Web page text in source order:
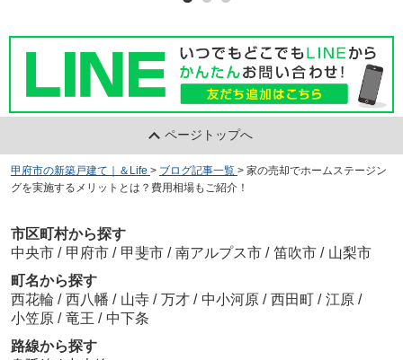
ページトップへ
甲府市の新築戸建て｜＆Life > ブログ記事一覧 > 家の売却でホームステージン
グを実施するメリットとは？費用相場もご紹介！
市区町村から探す
中央市 / 甲府市 / 甲斐市 / 南アルプス市 / 笛吹市 / 山梨市
町名から探す
西花輪 / 西八幡 / 山寺 / 万才 / 中小河原 / 西田町 / 江原 /
小笠原 / 竜王 / 中下条
路線から探す